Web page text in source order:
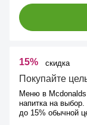
15% скидка
Покупайте
Меню в Mcdonalds
напитка на выбор.
до 15% обычной